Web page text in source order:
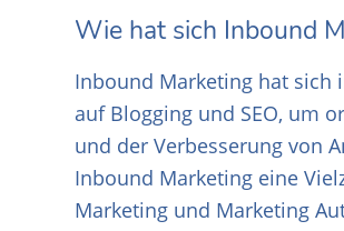
Wie hat sich Inbound
Inbound Marketing hat sich
auf Blogging und SEO, um
und der Verbesserung von
Inbound Marketing eine
Marketing und Marketing